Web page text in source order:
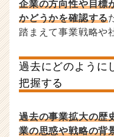
企業の方向性や目標
かどうかを確認する
踏まえて事業戦略や
過去にどのように
把握する
過去の事業拡大の歴
業の思惑や戦略の背